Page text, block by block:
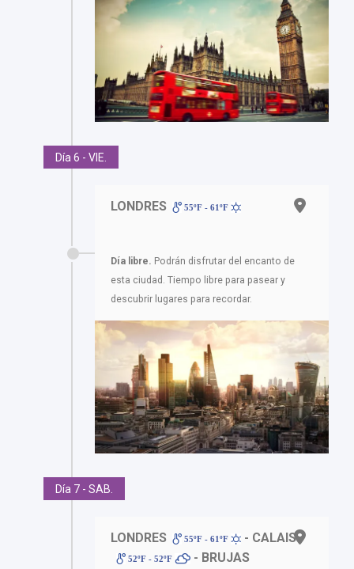
Día 6 - VIE.
LONDRES 55ºF - 61ºF
Día libre. Podrán disfrutar del encanto de
esta ciudad. Tiempo libre para pasear y
descubrir lugares para recordar.
Día 7 - SAB.
LONDRES 55ºF - 61ºF - CALAIS
52ºF - 52ºF - BRUJAS